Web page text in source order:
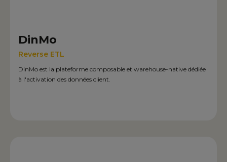
DinMo
Reverse ETL
DinMo est la plateforme composable et warehouse-native dédiée
à l'activation des données client.